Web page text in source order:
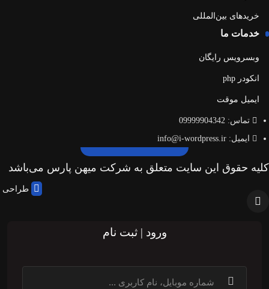
خریدهای بین‌المللی
خدمات ما
وبسرویس رایگان
انکودر php
ایمیل موقت
تماس: 09999904342
ایمیل: info@i-wordpress.ir
کلیه حقوق این سایت متعلق به شرکت میهن پارس می‌باشد
طراحی
ورود | ثبت نام